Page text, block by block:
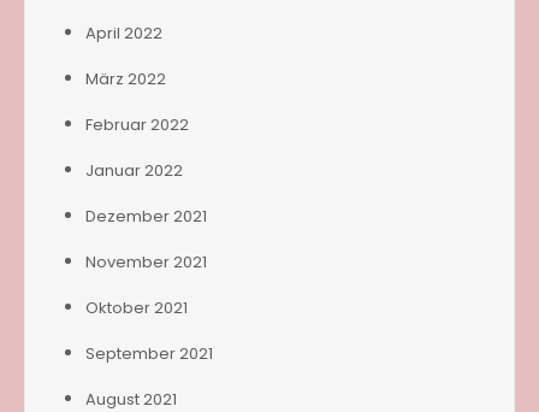
April 2022
März 2022
Februar 2022
Januar 2022
Dezember 2021
November 2021
Oktober 2021
September 2021
August 2021